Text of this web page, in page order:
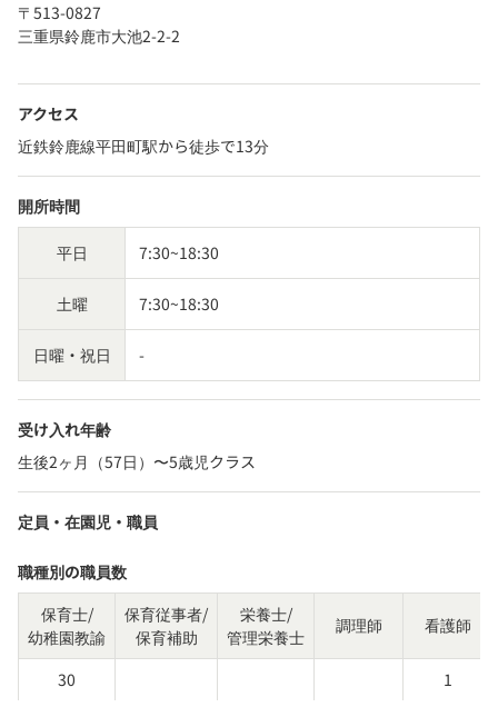
〒513-0827
三重県鈴鹿市大池2-2-2
アクセス
近鉄鈴鹿線平田町駅から徒歩で13分
開所時間
平日 7:30~18:30
土曜 7:30~18:30
日曜・祝日 -
受け入れ年齢
生後2ヶ月（57日）〜5歳児クラス
定員・在園児・職員
職種別の職員数
保育士/
幼稚園教諭
保育従事者/
保育補助
栄養士/
管理栄養士
調理師 看護師
30 1